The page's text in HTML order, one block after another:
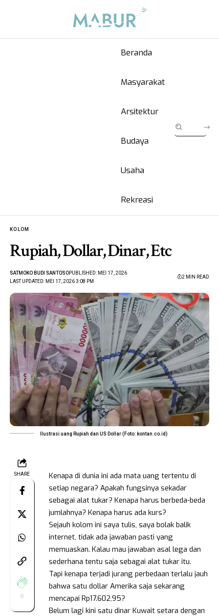
Beranda
Masyarakat
Arsitektur
Budaya
Usaha
Rekreasi
KOLOM
Rupiah, Dollar, Dinar, Etc
LAST UPDATED: MEI 17, 2026 3:08 PM
SATMOKO BUDI SANTOSOPUBLISHED: MEI 17, 2026
2 MIN READ
Ilustrasi uang Rupiah dan US Dollar (Foto: kontan.co.id)
SHARE
0
Kenapa di dunia ini ada mata uang tertentu di
setiap negara? Apakah fungsinya sekadar
sebagai alat tukar? Kenapa harus berbeda-beda
jumlahnya? Kenapa harus ada kurs?
Sejauh kolom ini saya tulis, saya bolak balik
internet, tidak ada jawaban pasti yang
memuaskan. Kalau mau jawaban asal lega dan
sederhana tentu saja sebagai alat tukar itu.
Tapi kenapa terjadi jurang perbedaan terlalu jauh
bahwa satu dollar Amerika saja sekarang
mencapai Rp17.602,95?
Belum lagi kini satu dinar Kuwait setara dengan